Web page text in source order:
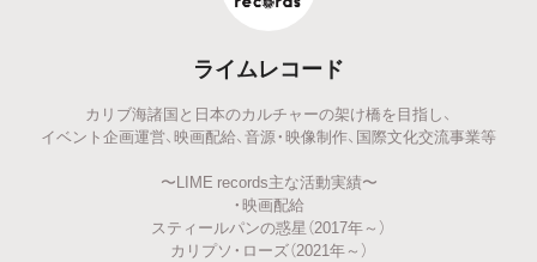
ライムレコード
カリブ海諸国と日本のカルチャーの架け橋を目指し、
イベント企画運営、映画配給、音源・映像制作、国際文化交流事業等
〜LIME records主な活動実績〜
・映画配給
スティールパンの惑星（2017年～）
カリプソ・ローズ（2021年～）